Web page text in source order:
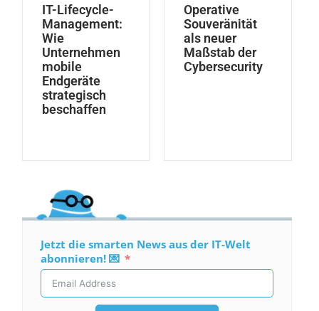
IT-Lifecycle-
Management:
Wie
Unternehmen
mobile
Endgeräte
strategisch
beschaffen
Operative
Souveränität
als neuer
Maßstab der
Cybersecurity
Jetzt die smarten News aus der IT-Welt
abonnieren! 💌